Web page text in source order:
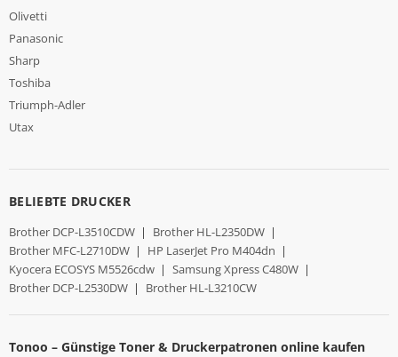
Olivetti
Panasonic
Sharp
Toshiba
Triumph-Adler
Utax
BELIEBTE DRUCKER
Brother DCP-L3510CDW | Brother HL-L2350DW |
Brother MFC-L2710DW | HP LaserJet Pro M404dn |
Kyocera ECOSYS M5526cdw | Samsung Xpress C480W |
Brother DCP-L2530DW | Brother HL-L3210CW
Tonoo – Günstige Toner & Druckerpatronen online kaufen